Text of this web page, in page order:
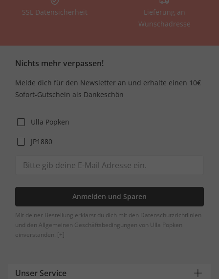
SSL Datensicherheit
Lieferung an
Wunschadresse
Nichts mehr verpassen!
Melde dich für den Newsletter an und erhalte einen 10€
Sofort-Gutschein als Dankeschön
Ulla Popken
JP1880
Anmelden und Sparen
Mit deiner Bestellung erklärst du dich mit den Datenschutzrichtlinien
und den Allgemeinen Geschäftsbedingungen von Ulla Popken
einverstanden. [+]
Unser Service